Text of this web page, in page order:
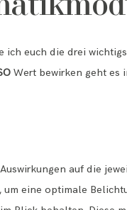
ich euch die drei
Wert bewirken geht es
auf die
um eine optimale